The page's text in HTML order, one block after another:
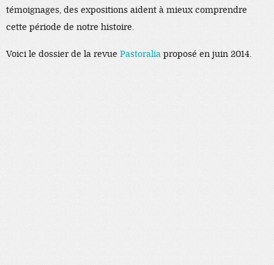
témoignages, des expositions aident à mieux comprendre
cette période de notre histoire.
Voici le dossier de la revue Pastoralia proposé en juin 2014.